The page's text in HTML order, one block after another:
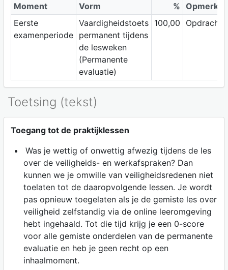
Moment
Vorm %
Eerste
examenperiode
Vaardigheidstoets
permanent tijdens
de lesweken
(Permanente
evaluatie)
100,00
Toetsing (tekst)
Toegang tot de praktijklessen
Was je wettig of onwettig afwezig tijdens de les
over de veiligheids- en werkafspraken? Dan
kunnen we je omwille van veiligheidsredenen niet
toelaten tot de daaropvolgende lessen. Je wordt
pas opnieuw toegelaten als je de gemiste les over
veiligheid zelfstandig via de online leeromgeving
hebt ingehaald. Tot die tijd krijg je een 0-score
voor alle gemiste onderdelen van de permanente
evaluatie en heb je geen recht op een
inhaalmoment.